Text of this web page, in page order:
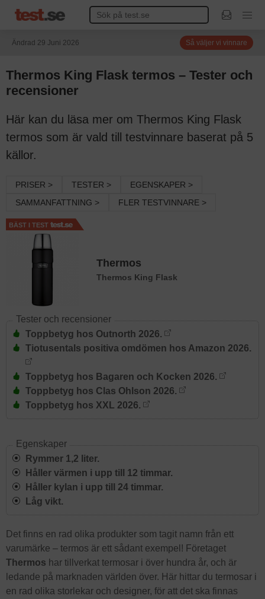
Ändrad 29 Juni 2026 Så väljer vi vinnare
Thermos King Flask termos – Tester och
recensioner
Här kan du läsa mer om Thermos King Flask
termos som är vald till testvinnare baserat på 5
källor.
PRISER > TESTER >
EGENSKAPER >
SAMMANFATTNING >
FLER TESTVINNARE >
BÄST I TEST
Thermos
Thermos King Flask
Tester och recensioner
Toppbetyg hos Outnorth 2026.
Tiotusentals positiva omdömen hos Amazon 2026.
Toppbetyg hos Bagaren och Kocken 2026.
Toppbetyg hos Clas Ohlson 2026.
Toppbetyg hos XXL 2026.
Egenskaper
Rymmer 1,2 liter.
Håller värmen i upp till 12 timmar.
Håller kylan i upp till 24 timmar.
Låg vikt.
Det finns en rad olika produkter som tagit namn från ett
varumärke – termos är ett sådant exempel! Företaget
Thermos har tillverkat termosar i över hundra år, och är
ledande på marknaden världen över. Här hittar du termosar i
en rad olika storlekar och designer, för att det ska finnas